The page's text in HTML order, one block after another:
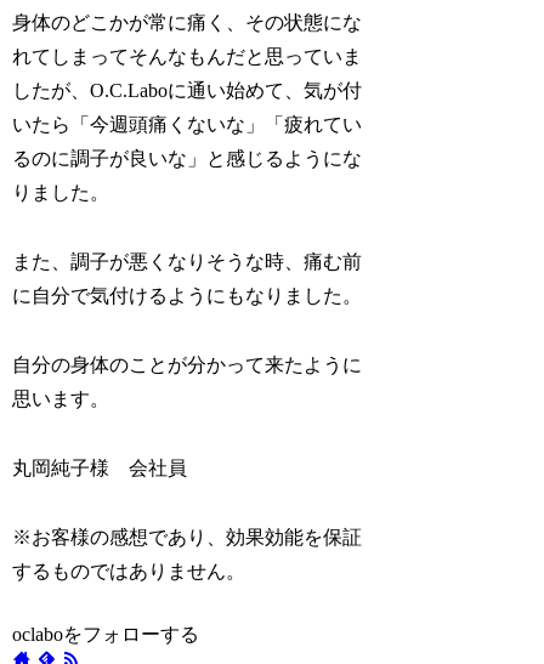
身体のどこかが常に痛く、その状態にな
れてしまってそんなもんだと思っていま
したが、O.C.Laboに通い始めて、気が付
いたら「今週頭痛くないな」「疲れてい
るのに調子が良いな」と感じるようにな
りました。
また、調子が悪くなりそうな時、痛む前
に自分で気付けるようにもなりました。
自分の身体のことが分かって来たように
思います。
丸岡純子様 会社員
※お客様の感想であり、効果効能を保証
するものではありません。
oclaboをフォローする